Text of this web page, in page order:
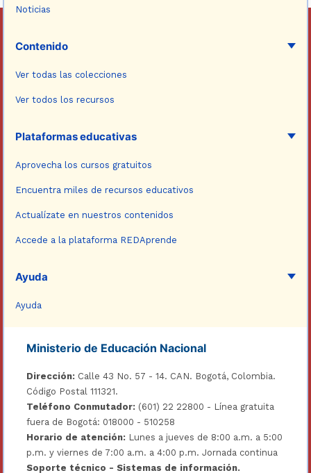
Noticias
Contenido
Ver todas las colecciones
Ver todos los recursos
Plataformas educativas
Aprovecha los cursos gratuitos
Encuentra miles de recursos educativos
Actualízate en nuestros contenidos
Accede a la plataforma REDAprende
Ayuda
Ayuda
Ministerio de Educación Nacional
Dirección: Calle 43 No. 57 - 14. CAN. Bogotá, Colombia.
Código Postal 111321.
Teléfono Conmutador: (601) 22 22800 - Línea gratuita
fuera de Bogotá: 018000 - 510258
Horario de atención: Lunes a jueves de 8:00 a.m. a 5:00
p.m. y viernes de 7:00 a.m. a 4:00 p.m. Jornada continua
Soporte técnico - Sistemas de información.